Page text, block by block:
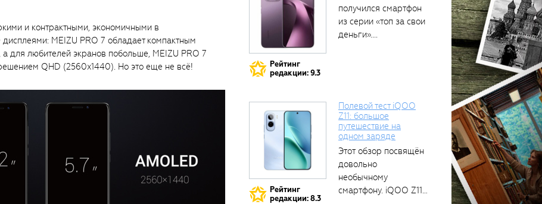
и контрактными, экономичными в
MEIZU PRO 7 обладает компактным
для любителей экранов побольше, MEIZU PRO 7
QHD (2560x1440). Но это еще не всё!
Рейтинг
редакции: 9.3
получился смартфон
из серии «топ за свои
деньги»....
Рейтинг
редакции: 8.3
Полевой тест iQOO
Z11: большое
путешествие на
одном заряде
Этот обзор посвящён
довольно
необычному
смартфону. iQOO Z11